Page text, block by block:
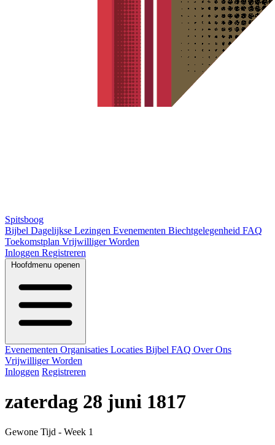
Spitsboog
Bijbel Dagelijkse Lezingen Evenementen Biechtgelegenheid FAQ
Toekomstplan Vrijwilliger Worden
Inloggen Registreren
Hoofdmenu openen
Evenementen Organisaties Locaties Bijbel FAQ Over Ons
Vrijwilliger Worden
Inloggen Registreren
zaterdag 28 juni 1817
Gewone Tijd - Week 1